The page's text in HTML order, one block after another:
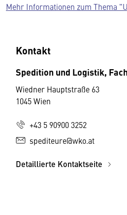
Mehr Informationen zum Thema
Kontakt
Spedition und Logistik,
Wiedner Hauptstraße 63
1045 Wien
+43 5 90900 3252
spediteure@wko.at
Detaillierte Kontaktseite